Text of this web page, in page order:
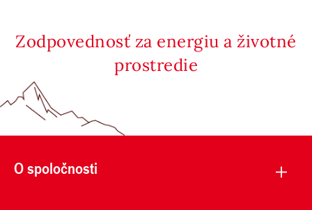
Zodpovednosť za energiu a životné
prostredie
O spoločnosti